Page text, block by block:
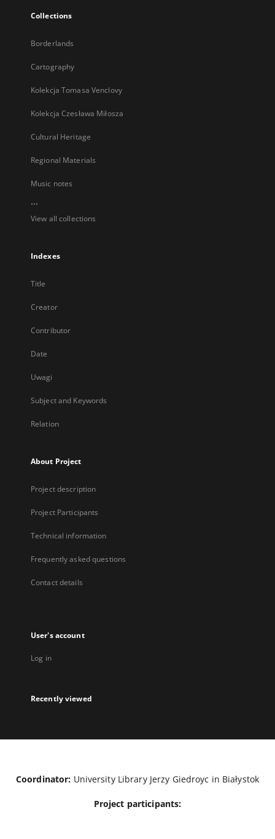
Collections
Borderlands
Cartography
Kolekcja Tomasa Venclovy
Kolekcja Czesława Miłosza
Cultural Heritage
Regional Materials
Music notes
...
View all collections
Indexes
Title
Creator
Contributor
Date
Uwagi
Subject and Keywords
Relation
About Project
Project description
Project Participants
Technical information
Frequently asked questions
Contact details
User's account
Log in
Recently viewed
Coordinator: University Library Jerzy Giedroyc in Białystok
Project participants: